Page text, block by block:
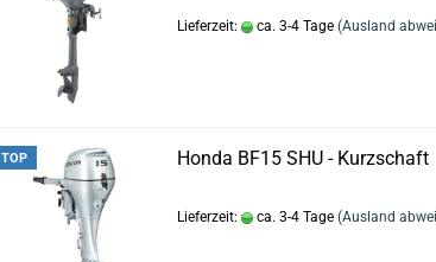
Lieferzeit: ca. 3-4 Tage (Ausland
TOP Honda BF15 SHU - Kurzschaft
Lieferzeit: ca. 3-4 Tage (Ausland